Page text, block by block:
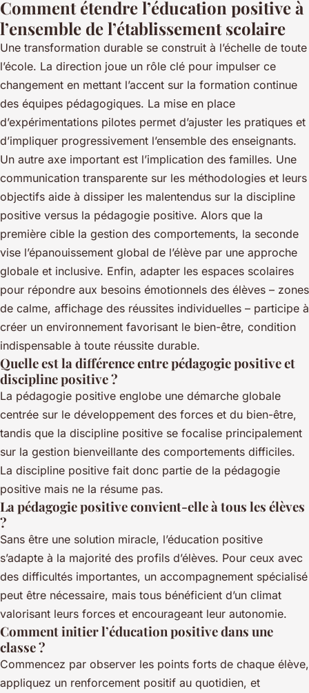
Comment étendre l’éducation positive à
l’ensemble de l’établissement scolaire
Une transformation durable se construit à l’échelle de toute
l’école. La direction joue un rôle clé pour impulser ce
changement en mettant l’accent sur la formation continue
des équipes pédagogiques. La mise en place
d’expérimentations pilotes permet d’ajuster les pratiques et
d’impliquer progressivement l’ensemble des enseignants.
Un autre axe important est l’implication des familles. Une
communication transparente sur les méthodologies et leurs
objectifs aide à dissiper les malentendus sur la discipline
positive versus la pédagogie positive. Alors que la
première cible la gestion des comportements, la seconde
vise l’épanouissement global de l’élève par une approche
globale et inclusive. Enfin, adapter les espaces scolaires
pour répondre aux besoins émotionnels des élèves – zones
de calme, affichage des réussites individuelles – participe à
créer un environnement favorisant le bien-être, condition
indispensable à toute réussite durable.
Quelle est la différence entre pédagogie positive et
discipline positive ?
La pédagogie positive englobe une démarche globale
centrée sur le développement des forces et du bien-être,
tandis que la discipline positive se focalise principalement
sur la gestion bienveillante des comportements difficiles.
La discipline positive fait donc partie de la pédagogie
positive mais ne la résume pas.
La pédagogie positive convient-elle à tous les élèves
?
Sans être une solution miracle, l’éducation positive
s’adapte à la majorité des profils d’élèves. Pour ceux avec
des difficultés importantes, un accompagnement spécialisé
peut être nécessaire, mais tous bénéficient d’un climat
valorisant leurs forces et encourageant leur autonomie.
Comment initier l’éducation positive dans une
classe ?
Commencez par observer les points forts de chaque élève,
appliquez un renforcement positif au quotidien, et